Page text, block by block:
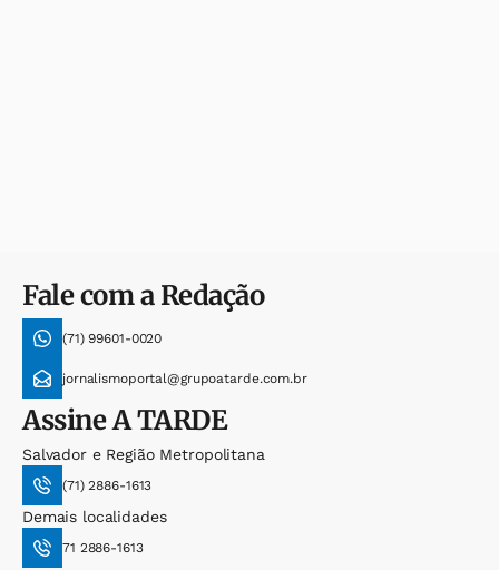
Fale com a Redação
(71) 99601-0020
jornalismoportal@grupoatarde.com.br
AssineA TARDE
Salvador e Região Metropolitana
(71) 2886-1613
Demais localidades
71 2886-1613